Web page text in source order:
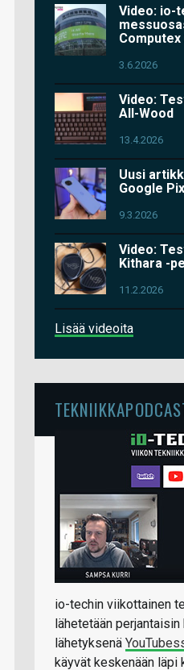
Video: io-
3.6.2026
Video:
All-Wood
13.4.2026
Uusi
Google
9.3.2026
Video:
Kithara -
11.2.2026
Lisää videoita
io-techin viikottainen
lähetetään
lähetyksenä
käyvät keskenään läpi